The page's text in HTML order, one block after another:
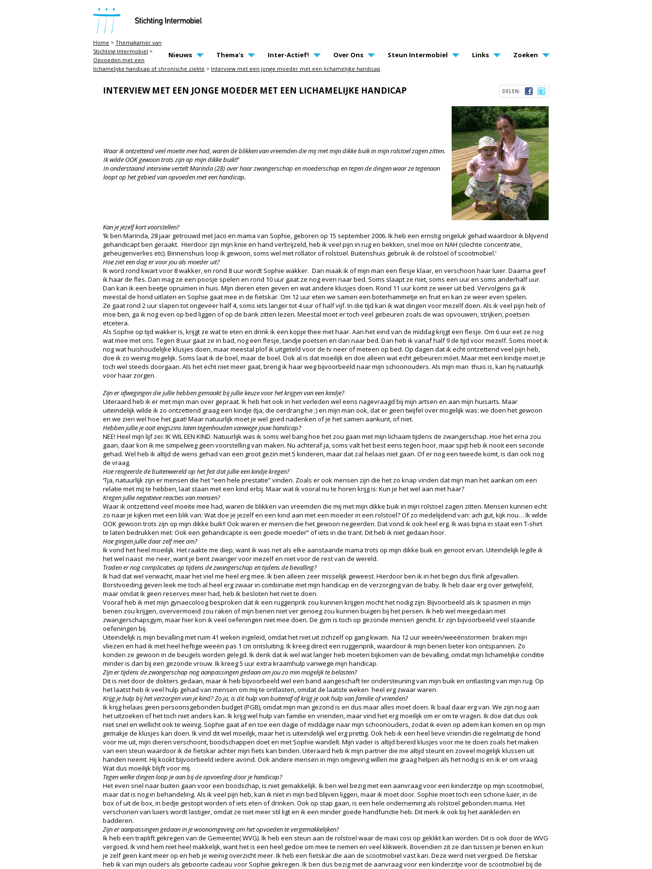
STICHTING INTERMOBIEL
MAIN PAGE NAVIGATION
Nieuws Thema's Inter-Actief! Over Ons Steun Intermobiel Links Zoeken
Home > Themakamer van
Stichting Intermobiel >
Opvoeden met een
lichamelijke handicap of chronische ziekte > Interview met een jonge moeder met een lichamelijke handicap
DELEN:
INTERVIEW MET EEN JONGE MOEDER MET EEN LICHAMELIJKE HANDICAP
Waar ik ontzettend veel moeite mee had, waren de blikken van vreemden die mij met mijn dikke buik in mijn rolstoel zagen zitten.
Ik wilde OOK gewoon trots zijn op mijn dikke buik!!’
In onderstaand interview vertelt Marinda (28) over haar zwangerschap en moederschap en tegen de dingen waar ze tegenaan
loopt op het gebied van opvoeden met een handicap.
Kan je jezelf kort voorstellen?
‘Ik ben Marinda, 28 jaar getrouwd met Jaco en mama van Sophie, geboren op 15 september 2006. Ik heb een ernstig ongeluk gehad waardoor ik blijvend
gehandicapt ben geraakt. Hierdoor zijn mijn knie en hand verbrijzeld, heb ik veel pijn in rug en bekken, snel moe en NAH (slechte concentratie,
geheugenverlies etc). Binnenshuis loop ik gewoon, soms wel met rollator of rolstoel. Buitenshuis gebruik ik de rolstoel of scootmobiel.’
Hoe ziet een dag er voor jou als moeder uit?
Ik word rond kwart voor 8 wakker, en rond 8 uur wordt Sophie wakker. Dan maak ik of mijn man een flesje klaar, en verschoon haar luier. Daarna geef
ik haar de fles. Dan mag ze een poosje spelen en rond 10 uur gaat ze nog even naar bed. Soms slaapt ze niet, soms een uur en soms anderhalf uur.
Dan kan ik een beetje opruimen in huis. Mijn dieren eten geven en wat andere klusjes doen. Rond 11 uur komt ze weer uit bed. Vervolgens ga ik
meestal de hond uitlaten en Sophie gaat mee in de fietskar. Om 12 uur eten we samen een boterhammetje en fruit en kan ze weer even spelen.
Ze gaat rond 2 uur slapen tot ongeveer half 4, soms iets langer tot 4 uur of half vijf. In die tijd kan ik wat dingen voor mezelf doen. Als ik veel pijn heb of
moe ben, ga ik nog even op bed liggen of op de bank zitten lezen. Meestal moet er toch veel gebeuren zoals de was opvouwen, strijken, poetsen
etcetera.
Als Sophie op tijd wakker is, krijgt ze wat te eten en drink ik een kopje thee met haar. Aan het eind van de middag krijgt een flesje. Om 6 uur eet ze nog
wat mee met ons. Tegen 8 uur gaat ze in bad, nog een flesje, tandje poetsen en dan naar bed. Dan heb ik vanaf half 9 de tijd voor mezelf. Soms moet ik
nog wat huishoudelijke klusjes doen, maar meestal plof ik uitgeteld voor de tv neer of meteen op bed. Op dagen dat ik echt ontzettend veel pijn heb,
doe ik zo weinig mogelijk. Soms laat ik de boel, maar de boel. Ook al is dat moeilijk en doe alleen wat echt gebeuren móet. Maar met een kindje moet je
toch wel steeds doorgaan. Als het echt niet meer gaat, breng ik haar weg bijvoorbeeld naar mijn schoonouders. Als mijn man thuis is, kan hij natuurlijk
voor haar zorgen.
Zijn er afwegingen die jullie hebben gemaakt bij jullie keuze voor het krijgen van een kindje?
Uiteraard heb ik er met mijn man over gepraat. Ik heb het ook in het verleden wel eens nagevraagd bij mijn artsen en aan mijn huisarts. Maar
uiteindelijk wilde ik zo ontzettend graag een kindje (tja, die oerdrang he ;) en mijn man ook, dat er geen twijfel over mogelijk was: we doen het gewoon
en we zien wel hoe het gaat! Maar natuurlijk moet je wel goed nadenken of je het samen aankunt, of niet.
Hebben jullie je ooit enigszins laten tegenhouden vanwege jouw handicap?
NEE! Heel mijn lijf zei: IK WIL EEN KIND. Natuurlijk was ik soms wel bang hoe het zou gaan met mijn lichaam tijdens de zwangerschap. Hoe het erna zou
gaan, daar kon ik me simpelweg geen voorstelling van maken. Nu achteraf ja, soms valt het best eens tegen hoor, maar spijt heb ik nooit een seconde
gehad. Wel heb ik altijd de wens gehad van een groot gezin met 5 kinderen, maar dat zal helaas niet gaan. Of er nog een tweede komt, is dan ook nog
de vraag.
Hoe reageerde de buitenwereld op het feit dat jullie een kindje kregen?
‘Tja, natuurlijk zijn er mensen die het “een hele prestatie” vinden. Zoals er ook mensen zijn die het zo knap vinden dat mijn man het aankan om een
relatie met mij te hebben, laat staan met een kind erbij. Maar wat ik vooral nu te horen krijg is: Kun je het wel aan met haar?
Kregen jullie negatieve reacties van mensen?
Waar ik ontzettend veel moeite mee had, waren de blikken van vreemden die mij met mijn dikke buik in mijn rolstoel zagen zitten. Mensen kunnen echt
zo naar je kijken met een blik van: Wat doe je jezelf en een kind aan met een moeder in een rolstoel? Of zo medelijdend van: ach gut, kijk nou… Ik wilde
OOK gewoon trots zijn op mijn dikke buik!! Ook waren er mensen die het gewoon negeerden. Dat vond ik ook heel erg. Ik was bijna in staat een T-shirt
te laten bedrukken met: Ook een gehandicapte is een goede moeder” of iets in die trant. Dit heb ik niet gedaan hoor.
Hoe gingen jullie daar zelf mee om?
Ik vond het heel moeilijk. Het raakte me diep, want ik was net als elke aanstaande mama trots op mijn dikke buik en genoot ervan. Uiteindelijk legde ik
het wel naast me neer, want je bent zwanger voor mezelf en niet voor de rest van de wereld.
Traden er nog complicaties op tijdens de zwangerschap en tijdens de bevalling?
Ik had dat wel verwacht, maar het viel me heel erg mee. Ik ben alleen zeer misselijk geweest. Hierdoor ben ik in het begin dus flink afgevallen.
Borstvoeding geven leek me toch al heel erg zwaar in combinatie met mijn handicap en de verzorging van de baby. Ik heb daar erg over getwijfeld,
maar omdat ik geen reserves meer had, heb ik besloten het niet te doen.
Vooraf heb ik met mijn gynaecoloog besproken dat ik een ruggenprik zou kunnen krijgen mocht het nodig zijn. Bijvoorbeeld als ik spasmen in mijn
benen zou krijgen, oververmoeid zou raken of mijn benen niet ver genoeg zou kunnen buigen bij het persen. Ik heb wel meegedaan met
zwangerschapsgym, maar hier kon ik veel oefeningen niet mee doen. De gym is toch op gezonde mensen gericht. Er zijn bijvoorbeeld veel staande
oefeningen bij.
Uiteindelijk is mijn bevalling met ruim 41 weken ingeleid, omdat het niet uit zichzelf op gang kwam. Na 12 uur weeën/weeënstormen braken mijn
vliezen en had ik met heel heftige weeën pas 1 cm ontsluiting. Ik kreeg direct een ruggenprik, waardoor ik mijn benen beter kon ontspannen. Zo
konden ze gewoon in de beugels worden gelegd. Ik denk dat ik wel wat langer heb moeten bijkomen van de bevalling, omdat mijn lichamelijke conditie
minder is dan bij een gezonde vrouw. Ik kreeg 5 uur extra kraamhulp vanwege mijn handicap.
Zijn er tijdens de zwangerschap nog aanpassingen gedaan om jou zo min mogelijk te belasten?
Dit is niet door de dokters gedaan, maar ik heb bijvoorbeeld wel een band aangeschaft ter ondersteuning van mijn buik en ontlasting van mijn rug. Op
het laatst heb ik veel hulp gehad van mensen om mij te ontlasten, omdat de laatste weken heel erg zwaar waren.
Krijg je hulp bij het verzorgen van je kind? Zo ja, is dit hulp van buitenaf of krijg je ook hulp van familie of vrienden?
Ik krijg helaas geen persoonsgebonden budget (PGB), omdat mijn man gezond is en dus maar alles moet doen. Ik baal daar erg van. We zijn nog aan
het uitzoeken of het toch niet anders kan. Ik krijg wel hulp van familie en vrienden, maar vind het erg moeilijk om er om te vragen. Ik doe dat dus ook
niet snel en wellicht ook te weinig. Sophie gaat af en toe een dagje of middagje naar mijn schoonouders, zodat ik even op adem kan komen en op mijn
gemakje de klusjes kan doen. Ik vind dit wel moeilijk, maar het is uiteindelijk wel erg prettig. Ook heb ik een heel lieve vriendin die regelmatig de hond
voor me uit, mijn dieren verschoont, boodschappen doet en met Sophie wandelt. Mijn vader is altijd bereid klusjes voor me te doen zoals het maken
van een steun waardoor ik de fietskar achter mijn fiets kan binden. Uiteraard heb ik mijn partner die me altijd steunt en zoveel mogelijk klussen uit
handen neemt. Hij kookt bijvoorbeeld iedere avond. Ook andere mensen in mijn omgeving willen me graag helpen als het nodig is en ik er om vraag.
Wat dus moeilijk blijft voor mij.
Tegen welke dingen loop je aan bij de opvoeding door je handicap?
Het even snel naar buiten gaan voor een boodschap, is niet gemakkelijk. Ik ben wel bezig met een aanvraag voor een kinderzitje op mijn scootmobiel,
maar dat is nog in behandeling. Als ik veel pijn heb, kan ik niet in mijn bed blijven liggen, maar ik moet door. Sophie moet toch een schone luier, in de
box of uit de box, in bedje gestopt worden of iets eten of drinken. Ook op stap gaan, is een hele onderneming als rolstoel gebonden mama. Het
verschonen van luiers wordt lastiger, omdat ze niet meer stil ligt en ik een minder goede handfunctie heb. Dit merk ik ook bij het aankleden en
badderen.
Zijn er aanpassingen gedaan in je woonomgeving om het opvoeden te vergemakkelijken?
Ik heb een traplift gekregen van de Gemeente( WVG). Ik heb een steun aan de rolstoel waar de maxi cosi op geklikt kan worden. Dit is ook door de WVG
vergoed. Ik vind hem niet heel makkelijk, want het is een heel gedoe om mee te nemen en veel klikwerk. Bovendien zit ze dan tussen je benen en kun
je zelf geen kant meer op en heb je weinig overzicht meer. Ik heb een fietskar die aan de scootmobiel vast kan. Deze werd niet vergoed. De fietskar
heb ik van mijn ouders als geboorte cadeau voor Sophie gekregen. Ik ben dus bezig met de aanvraag voor een kinderzitje voor de scootmobiel bij de